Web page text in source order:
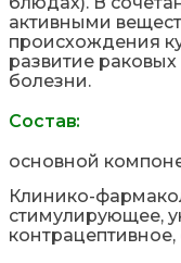
активными
происхождения
развитие
болезни.
Состав:
основной
Клинико-
стимулирующее,